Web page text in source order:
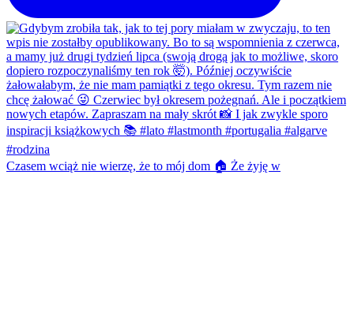
Czasem wciąż nie wierzę, że to mój dom 🏠 Że żyję w